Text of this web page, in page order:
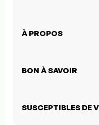
À PROPOS
BON À SAVOIR
SUSCEPTIBLES DE